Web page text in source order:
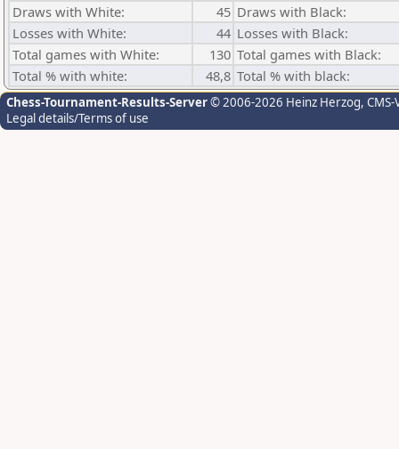
Draws with White:
45 Draws with Black:
Losses with White:
44 Losses with Black:
Total games with White:
130 Total games with Black:
Total % with white:
48,8 Total % with black:
Chess-Tournament-Results-Server© 2006-2026 Heinz Herzog,
Legal details/Terms of use